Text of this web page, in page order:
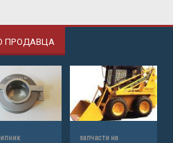
ПРОДАВЦА
запчасти на